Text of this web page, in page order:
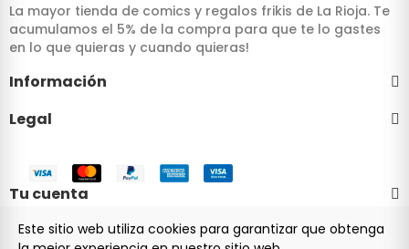
La mayor tienda de comics y regalos frikis de La Rioja. Te
acumulamos el 5% de la compra para que te lo gastes
en lo que quieras y cuando quieras!
Información
Legal
Tu cuenta
Este sitio web utiliza cookies para garantizar que obtenga